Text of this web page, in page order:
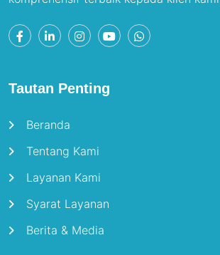
Tautan Penting
Beranda
Tentang Kami
Layanan Kami
Syarat Layanan
Berita & Media